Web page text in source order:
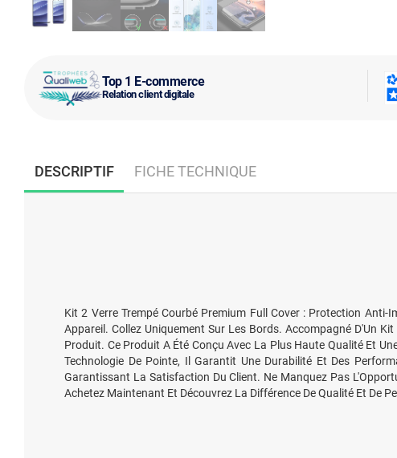
Top 1 E-commerce
Relation client digitale
DESCRIPTIF FICHE TECHNIQUE
Kit 2 Verre Trempé Courbé Premium Full Cover : Protection
Appareil. Collez Uniquement Sur Les Bords. Accompagné D'Un
Produit. Ce Produit A Été Conçu Avec La Plus Haute Qualité Et
Technologie De Pointe, Il Garantit Une Durabilité Et Des
Garantissant La Satisfaction Du Client. Ne Manquez Pas
Achetez Maintenant Et Découvrez La Différence De Qualité Et De